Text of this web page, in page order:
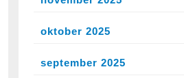
oktober 2025
september 2025